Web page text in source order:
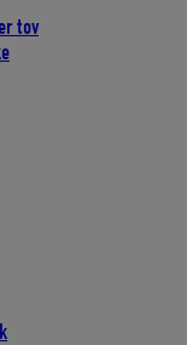
tov